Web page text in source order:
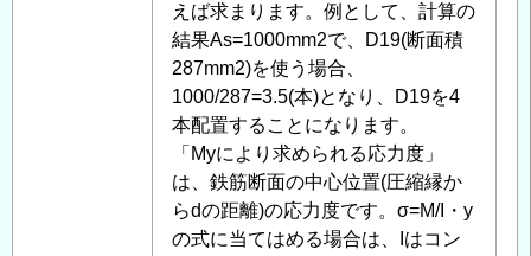
者
に
よ
る
「Re:
鉄
筋
コ
ン
えば求まります。例として、計算の
結果As=1000mm2で、D19(断面積
287mm2)を使う場合、
1000/287=3.5(本)となり、D19を4
本配置することになります。
「Myにより求められる応力度」
は、鉄筋断面の中心位置(圧縮縁か
らdの距離)の応力度です。σ=M/I・y
の式に当てはめる場合は、Iはコン